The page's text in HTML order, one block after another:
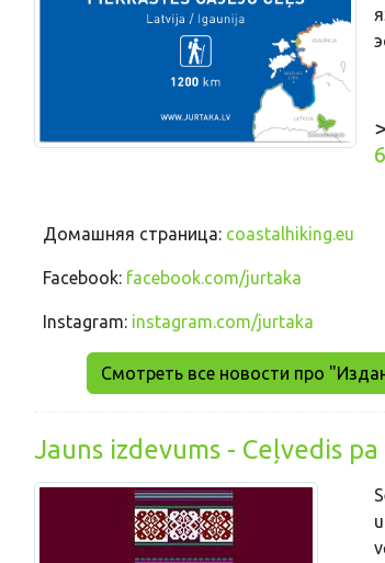
Домашняя страница: coastalhiking.eu
Facebook: facebook.com/jurtaka
Instagram: instagram.com/jurtaka
Смотреть все новости про
Jauns izdevums - Ceļvedis